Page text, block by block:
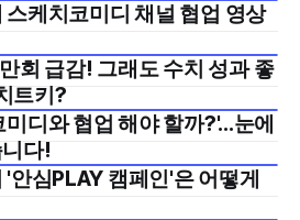
케치코미디 채널 협업 영상
회 급감! 그래도 수치 성과 좋
트키?
디와 협업 해야 할까?'...눈에
다!
안심PLAY 캠페인'은 어떻게